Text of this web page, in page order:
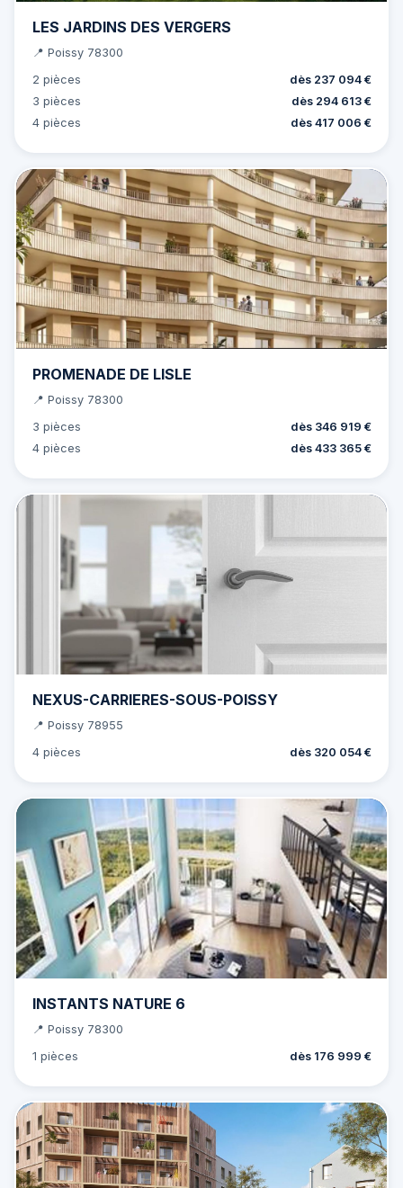
LES JARDINS DES VERGERS
📍 Poissy 78300
2 pièces
dès 237 094 €
3 pièces
dès 294 613 €
4 pièces
dès 417 006 €
PROMENADE DE LISLE
📍 Poissy 78300
3 pièces
dès 346 919 €
4 pièces
dès 433 365 €
NEXUS-CARRIERES-SOUS-POISSY
📍 Poissy 78955
4 pièces
dès 320 054 €
INSTANTS NATURE 6
📍 Poissy 78300
1 pièces
dès 176 999 €